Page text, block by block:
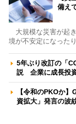
備え
大規模な災害が起
境が不安定になった
5年ぶり改訂の「
説 企業に成長投
【令和のPKOか
資拡大」発言の